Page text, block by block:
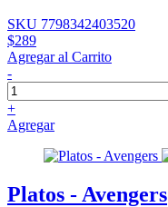
SKU 7798342403520
$289
Agregar al Carrito
-
+
Agregar
Platos - Avengers